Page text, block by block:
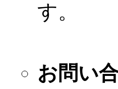
す。
お問い